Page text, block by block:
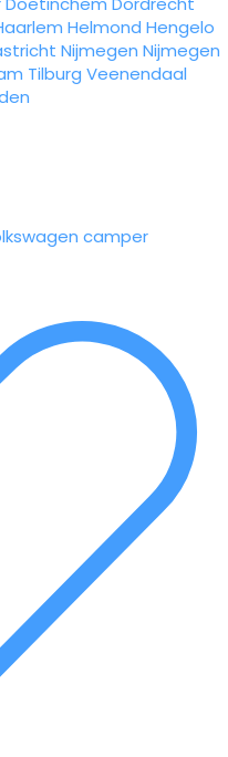
Helmond Hengelo
Nijmegen Nijmegen
Tilburg Veenendaal
camper